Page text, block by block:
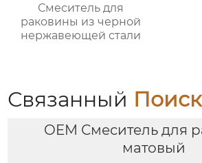
Смеситель для
раковины из черной
нержавеющей стали
Связанный Поиск
OEM Смеситель для
матовый